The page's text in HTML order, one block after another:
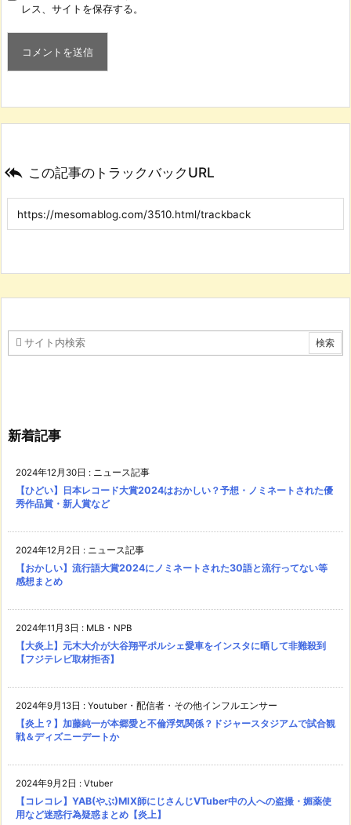
レス、サイトを保存する。
 この記事のトラックバックURL
新着記事
2024年12月30日 : ニュース記事
【ひどい】日本レコード大賞2024はおかしい？予想・ノミネートされた優
秀作品賞・新人賞など
2024年12月2日 : ニュース記事
【おかしい】流行語大賞2024にノミネートされた30語と流行ってない等
感想まとめ
2024年11月3日 : MLB・NPB
【大炎上】元木大介が大谷翔平ポルシェ愛車をインスタに晒して非難殺到
【フジテレビ取材拒否】
2024年9月13日 : Youtuber・配信者・その他インフルエンサー
【炎上？】加藤純一が本郷愛と不倫浮気関係？ドジャースタジアムで試合観
戦＆ディズニーデートか
2024年9月2日 : Vtuber
【コレコレ】YAB(やぶ)MIX師にじさんじVTuber中の人への盗撮・媚薬使
用など迷惑行為疑惑まとめ【炎上】